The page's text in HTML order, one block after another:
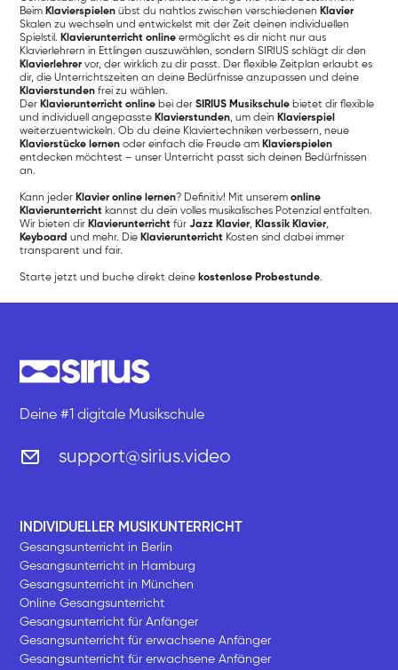
Beim Klavierspielen übst du nahtlos zwischen verschiedenen Klavier
Skalen zu wechseln und entwickelst mit der Zeit deinen individuellen
Spielstil. Klavierunterricht online ermöglicht es dir nicht nur aus
Klavierlehrern in Ettlingen auszuwählen, sondern SIRIUS schlägt dir den
Klavierlehrer vor, der wirklich zu dir passt. Der flexible Zeitplan erlaubt es
dir, die Unterrichtszeiten an deine Bedürfnisse anzupassen und deine
Klavierstunden frei zu wählen.
Der Klavierunterricht online bei derSIRIUS Musikschule bietet dir flexible
und individuell angepasste Klavierstunden, um dein Klavierspiel
weiterzuentwickeln. Ob du deine Klaviertechniken verbessern, neue
Klavierstücke lernen oder einfach die Freude am Klavierspielen
entdecken möchtest – unser Unterricht passt sich deinen Bedürfnissen
an.
Kann jeder Klavier online lernen? Definitiv! Mit unseremonline
Klavierunterricht kannst du dein volles musikalisches Potenzial entfalten.
Wir bieten dir Klavierunterricht fürJazz Klavier, Klassik Klavier,
Keyboard und mehr. Die Klavierunterricht Kosten sind dabei immer
transparent und fair.
Starte jetzt und buche direkt deine kostenlose Probestunde.
Deine #1 digitale Musikschule
support@sirius.video
INDIVIDUELLER MUSIKUNTERRICHT
Gesangsunterricht in Berlin
Gesangsunterricht in Hamburg
Gesangsunterricht in München
Online Gesangsunterricht
Gesangsunterricht für Anfänger
Gesangsunterricht für erwachsene Anfänger
Gesangsunterricht für erwachsene Anfänger